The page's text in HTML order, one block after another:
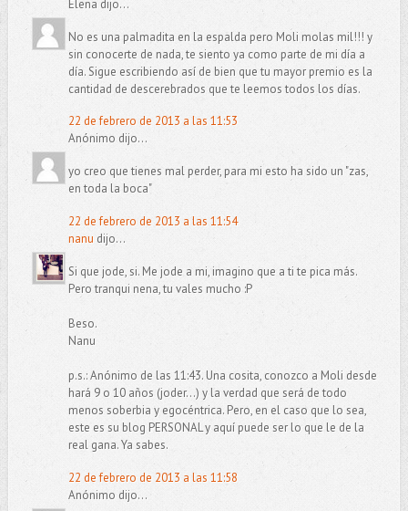
Elena dijo...
No es una palmadita en la espalda pero Moli molas mil!!! y
sin conocerte de nada, te siento ya como parte de mi día a
día. Sigue escribiendo así de bien que tu mayor premio es la
cantidad de descerebrados que te leemos todos los días.
22 de febrero de 2013 a las 11:53
Anónimo dijo...
yo creo que tienes mal perder, para mi esto ha sido un "zas,
en toda la boca"
22 de febrero de 2013 a las 11:54
nanu dijo...
Si que jode, si. Me jode a mi, imagino que a ti te pica más.
Pero tranqui nena, tu vales mucho :P
Beso.
Nanu
p.s.: Anónimo de las 11:43. Una cosita, conozco a Moli desde
hará 9 o 10 años (joder...) y la verdad que será de todo
menos soberbia y egocéntrica. Pero, en el caso que lo sea,
este es su blog PERSONAL y aquí puede ser lo que le de la
real gana. Ya sabes.
22 de febrero de 2013 a las 11:58
Anónimo dijo...